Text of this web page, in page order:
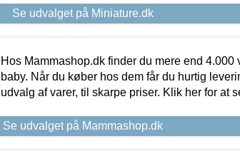
Se udvalget på Miniature.dk
Hos Mammashop.dk finder du mere end 4.000
baby. Når du køber hos dem får du hurtig
udvalg af varer, til skarpe priser. Klik her for at
Se udvalget på Mammashop.dk